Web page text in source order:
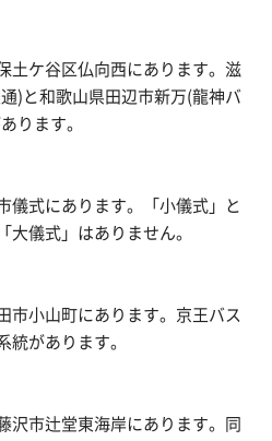
土ケ谷区仏向西にあります。滋
)と和歌山県田辺市新万(龍神バ
ります。
式にあります。「小儀式」と
大儀式」はありません。
小山町にあります。京王バス
統があります。
市辻堂東海岸にあります。同